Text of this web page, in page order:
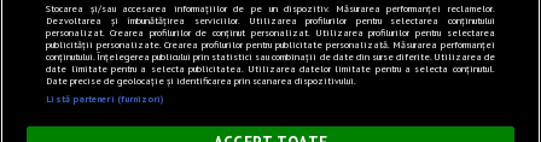
×
Stocarea și/sau accesarea informațiilor de pe un dispozitiv. Măsurarea performanței reclamelor.
Dezvoltarea și îmbunătățirea serviciilor. Utilizarea profilurilor pentru selectarea conținutului
personalizat. Crearea profilurilor de conținut personalizat. Utilizarea profilurilor pentru selectarea
publicității personalizate. Crearea profilurilor pentru publicitate personalizată. Măsurarea performanței
conținutului. Înțelegerea publicului prin statistici sau combinații de date din surse diferite. Utilizarea de
date limitate pentru a selecta publicitatea. Utilizarea datelor limitate pentru a selecta conținutul.
Date precise de geolocație și identificarea prin scanarea dispozitivului.
Listă parteneri (furnizori)